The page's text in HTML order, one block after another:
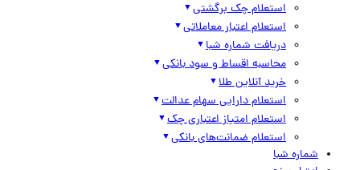
استعلام چک برگشتی
استعلام اعتبار معاملاتی
دریافت شماره شبا
محاسبه اقساط و سود بانکی
خرید آنلاین طلا
استعلام دارایی سهام عدالت
استعلام امتیاز اعتباری چک
استعلام ضمانت‌های بانکی
شماره شبا